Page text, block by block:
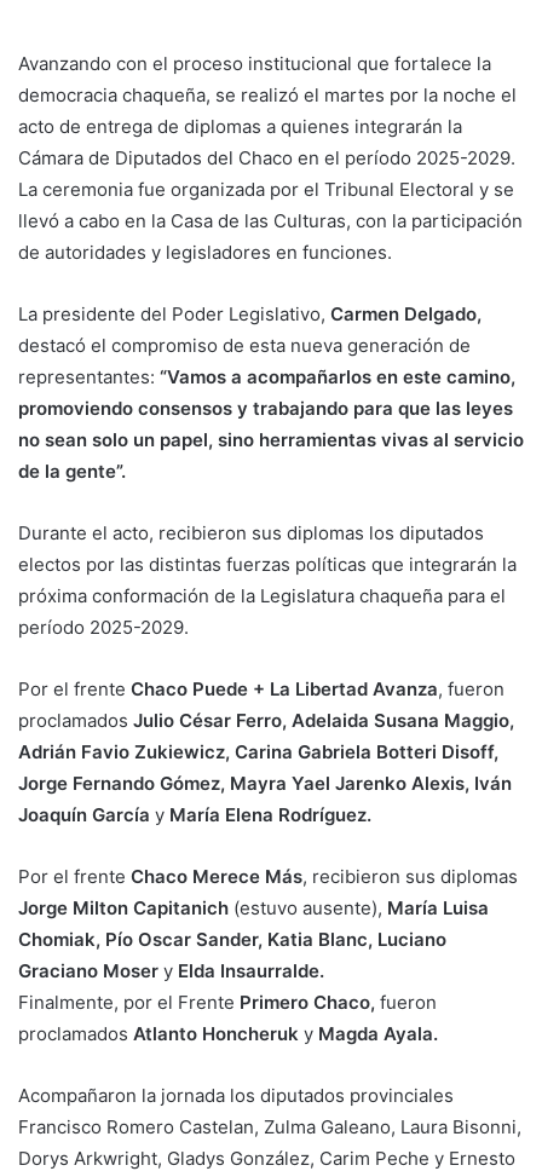
Avanzando con el proceso institucional que fortalece la
democracia chaqueña, se realizó el martes por la noche el
acto de entrega de diplomas a quienes integrarán la
Cámara de Diputados del Chaco en el período 2025-2029.
La ceremonia fue organizada por el Tribunal Electoral y se
llevó a cabo en la Casa de las Culturas, con la participación
de autoridades y legisladores en funciones.
La presidente del Poder Legislativo, Carmen Delgado,
destacó el compromiso de esta nueva generación de
representantes: “Vamos a acompañarlos en este camino,
promoviendo consensos y trabajando para que las leyes
no sean solo un papel, sino herramientas vivas al servicio
de la gente”.
Durante el acto, recibieron sus diplomas los diputados
electos por las distintas fuerzas políticas que integrarán la
próxima conformación de la Legislatura chaqueña para el
período 2025-2029.
Por el frente Chaco Puede + La Libertad Avanza, fueron
proclamados Julio César Ferro, Adelaida Susana Maggio,
Adrián Favio Zukiewicz, Carina Gabriela Botteri Disoff,
Jorge Fernando Gómez, Mayra Yael Jarenko Alexis, Iván
Joaquín García y María Elena Rodríguez.
Por el frente Chaco Merece Más, recibieron sus diplomas
Jorge Milton Capitanich (estuvo ausente), María Luisa
Chomiak, Pío Oscar Sander, Katia Blanc, Luciano
Graciano Moser y Elda Insaurralde.
Finalmente, por el Frente Primero Chaco, fueron
proclamados Atlanto Honcheruk y Magda Ayala.
Acompañaron la jornada los diputados provinciales
Francisco Romero Castelan, Zulma Galeano, Laura Bisonni,
Dorys Arkwright, Gladys González, Carim Peche y Ernesto